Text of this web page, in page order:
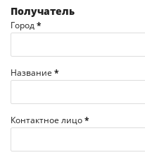
Получатель
Город*
Название *
Контактное лицо*